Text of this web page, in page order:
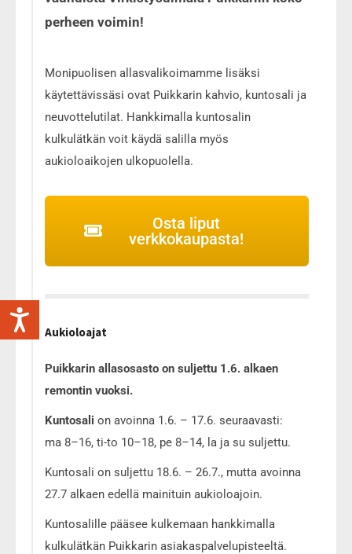
perheen voimin!
Monipuolisen allasvalikoimamme lisäksi
käytettävissäsi ovat Puikkarin kahvio, kuntosali ja
neuvottelutilat. Hankkimalla kuntosalin
kulkulätkän voit käydä salilla myös
aukioloaikojen ulkopuolella.
Osta liput
verkkokaupasta!
Aukioloajat
Puikkarin allasosasto on suljettu 1.6. alkaen
remontin vuoksi.
Kuntosali on avoinna 1.6. – 17.6. seuraavasti:
ma 8–16, ti-to 10–18, pe 8–14, la ja su suljettu.
Kuntosali on suljettu 18.6. – 26.7., mutta avoinna
27.7 alkaen edellä mainituin aukioloajoin.
Kuntosalille pääsee kulkemaan hankkimalla
kulkulätkän Puikkarin asiakaspalvelupisteeltä.